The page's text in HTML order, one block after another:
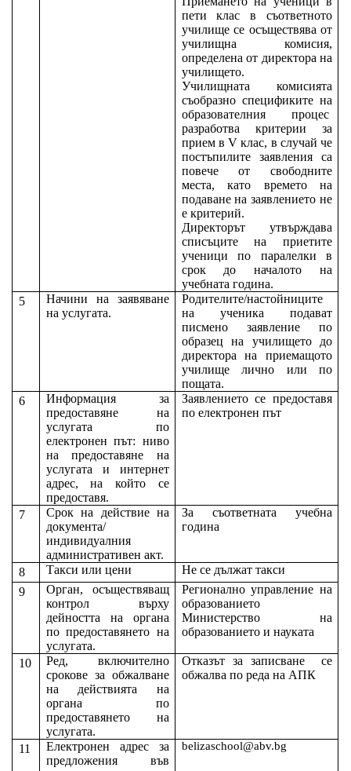
пети клас в съответното
училище се осъществява от
училищна комисия,
определена от директора на
училището.
Училищната комисията
съобразно спецификите на
образователния процес
разработва критерии за
прием в V клас, в случай че
постъпилите заявления са
повече от свободните
места, като времето на
подаване на заявлението не
е критерий.
Директорът утвърждава
списъците на приетите
ученици по паралелки в
срок до началото на
учебната година.
5
Начини на заявяване
на услугата.
Родителите/настойниците
на ученика подават
писмено заявление по
образец на училището до
директора на приемащото
училище лично или по
пощата.
6
Информация за
предоставяне на
услугата по
електронен път: ниво
на предоставяне на
услугата и интернет
адрес, на който се
предоставя.
Заявлението се предоставя
по електронен път
7
Срок на действие на
документа/
индивидуалния
административен акт.
За съответната учебна
година
8 Такси или цени
Не се дължат такси
9
Орган, осъществяващ
контрол върху
дейността на органа
по предоставянето на
услугата.
Регионално управление на
образованието
Министерство на
образованието и науката
10
Ред, включително
срокове за обжалване
на действията на
органа по
предоставянето на
услугата.
Отказът за записване
се
обжалва по реда на АПК
11
Електронен адрес за
предложения във
belizaschool@abv.bg